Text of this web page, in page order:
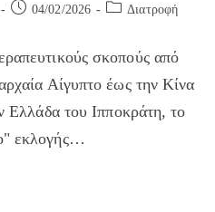
Post04/02/2026
Post Διατροφή
σκοπούς από
Αίγυπτο έως την Κίνα
Ελλάδα του Ιπποκράτη, το
εκλογής…